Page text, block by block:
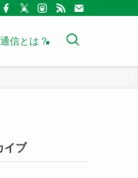
信とは？
イブ